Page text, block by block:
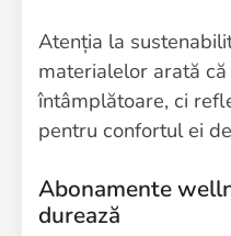
Atenția la
materialelor arată
întâmplătoare, ci
pentru confortul ei
Abonamente
durează